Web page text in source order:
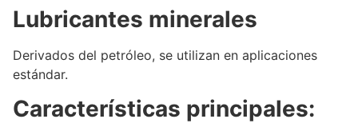
Lubricantes minerales
Derivados del petróleo, se utilizan en aplicaciones
estándar.
Características principales: